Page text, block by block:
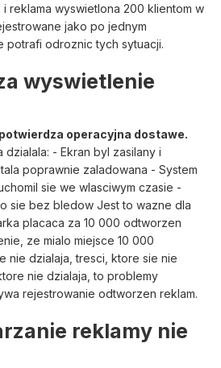
reklama wyswietlona 200 klientom w
jako po jednym
potrafi odroznic tych sytuacji.
wyswietlenie
operacyjna dostawe.
dzialala: - Ekran byl zasilany i
poprawnie zaladowana - System
sie we wlasciwym czasie -
sie bez bledow Jest to wazne dla
placaca za 10 000 odtworzen
ze mialo miejsce 10 000
nie dzialaja, tresci, ktore sie nie
nie dzialaja, to problemy
rejestrowanie odtworzen reklam.
reklamy nie